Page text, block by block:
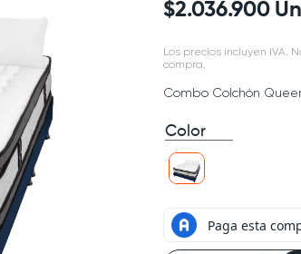
$2.036.900 Un
Los precios incluyen IVA.
compra.
Combo Colchón
Color